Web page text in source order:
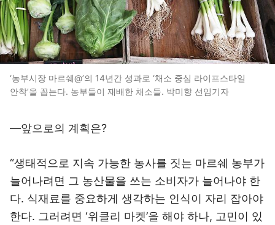
‘농부시장 마르쉐@’의 14년간 성과로 ‘채소 중심 라이프스타일
안착’을 꼽는다. 농부들이 재배한 채소들. 박미향 선임기자
―앞으로의 계획은?
“생태적으로 지속 가능한 농사를 짓는 마르쉐 농부가
늘어나려면 그 농산물을 쓰는 소비자가 늘어나야 한
다. 식재료를 중요하게 생각하는 인식이 자리 잡아야
한다. 그러려면 ‘위클리 마켓’을 해야 하나, 고민이 있